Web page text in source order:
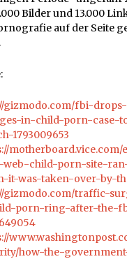
Bilder und 13.000
auf der Seite
gizmodo.com/fbi-
in-child-porn-case-
1793009653
motherboard.vice.com/
web-child-porn-site-
it-was-taken-over-by-
gizmodo.com/traffic-
porn-ring-after-the-
how-the-